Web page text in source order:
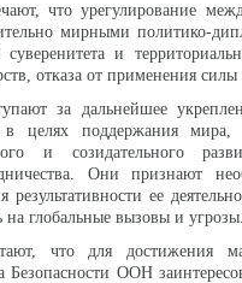
что урегулирование
мирными политико-
и
отказа от применения
за дальнейшее
целях поддержания мира,
и созидательного
Они признают
ее
на глобальные вызовы и угрозы.
что для достижения
Безопасности ООН